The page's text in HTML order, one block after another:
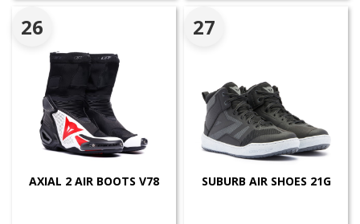
チングアッパーを採用していま
す。
26
AXIAL 2 AIR BOOTS V78
27
SUBURB AIR SHOES 21G